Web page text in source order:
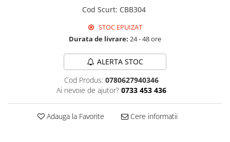
Cod Scurt: CBB304
STOC EPUIZAT
Durata de livrare: 24 - 48 ore
ALERTA STOC
Cod Produs: 0780627940346
Ai nevoie de ajutor? 0733 453 436
Adauga la Favorite Cere informatii